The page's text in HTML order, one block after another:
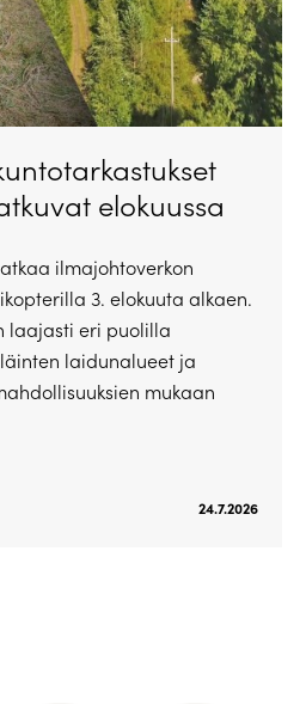
elokuussa
ilmajohtoverkon
3. elokuuta alkaen.
laajasti eri puolilla
laidunalueet ja
mukaan
24.7.2026